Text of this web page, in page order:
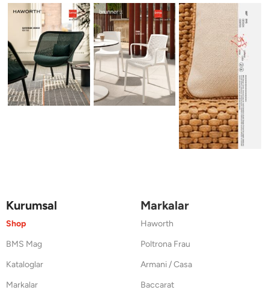
Kurumsal
Shop
BMS Mag
Kataloglar
Markalar
Markalar
Haworth
Poltrona Frau
Armani / Casa
Baccarat